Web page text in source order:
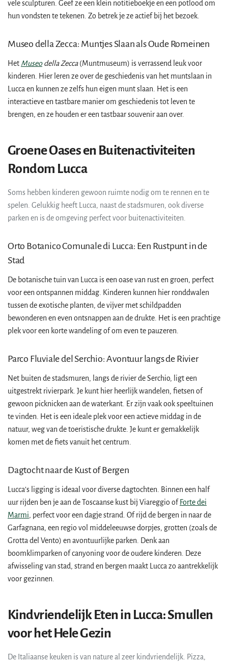
vele sculpturen. Geef ze een klein notitieboekje en een potlood om
hun vondsten te tekenen. Zo betrek je ze actief bij het bezoek.
Museo della Zecca: Muntjes Slaan als Oude Romeinen
Het Museodella Zecca(Muntmuseum) is verrassend leuk voor
kinderen. Hier leren ze over de geschiedenis van het muntslaan in
Lucca en kunnen ze zelfs hun eigen munt slaan. Het is een
interactieve en tastbare manier om geschiedenis tot leven te
brengen, en ze houden er een tastbaar souvenir aan over.
Groene Oases en Buitenactiviteiten
Rondom Lucca
Soms hebben kinderen gewoon ruimte nodig om te rennen en te
spelen. Gelukkig heeft Lucca, naast de stadsmuren, ook diverse
parken en is de omgeving perfect voor buitenactiviteiten.
Orto Botanico Comunale di Lucca: Een Rustpunt in de
Stad
De botanische tuin van Lucca is een oase van rust en groen, perfect
voor een ontspannen middag. Kinderen kunnen hier ronddwalen
tussen de exotische planten, de vijver met schildpadden
bewonderen en even ontsnappen aan de drukte. Het is een prachtige
plek voor een korte wandeling of om even te pauzeren.
Parco Fluviale del Serchio: Avontuur langs de Rivier
Net buiten de stadsmuren, langs de rivier de Serchio, ligt een
uitgestrekt rivierpark. Je kunt hier heerlijk wandelen, fietsen of
gewoon picknicken aan de waterkant. Er zijn vaak ook speeltuinen
te vinden. Het is een ideale plek voor een actieve middag in de
natuur, weg van de toeristische drukte. Je kunt er gemakkelijk
komen met de fiets vanuit het centrum.
Dagtocht naar de Kust of Bergen
Lucca’s ligging is ideaal voor diverse dagtochten. Binnen een half
uur rijden ben je aan de Toscaanse kust bij Viareggio of Forte dei
Marmi, perfect voor een dagje strand. Of rijd de bergen in naar de
Garfagnana, een regio vol middeleeuwse dorpjes, grotten (zoals de
Grotta del Vento) en avontuurlijke parken. Denk aan
boomklimparken of canyoning voor de oudere kinderen. Deze
afwisseling van stad, strand en bergen maakt Lucca zo aantrekkelijk
voor gezinnen.
Kindvriendelijk Eten in Lucca: Smullen
voor het Hele Gezin
De Italiaanse keuken is van nature al zeer kindvriendelijk. Pizza,